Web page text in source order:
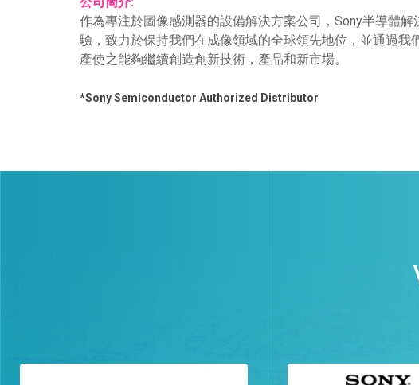
作為專注於圖像感測器的設備解決方案公司，Sony半導體
驗，致力於保持我們在成像領域的全球領先地位，並通過
產使之能夠繼續創造創新技術，產品和新市場。
*Sony Semiconductor Authorized Distributor